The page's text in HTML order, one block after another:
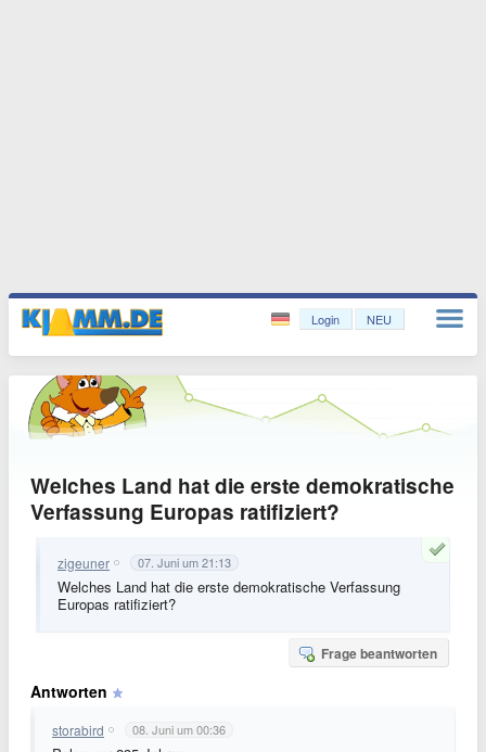
Login NEU
Welches Land hat die erste demokratische
Verfassung Europas ratifiziert?
zigeuner 07. Juni um 21:13
Welches Land hat die erste demokratische Verfassung
Europas ratifiziert?
Frage beantworten
Antworten
storabird 08. Juni um 00:36